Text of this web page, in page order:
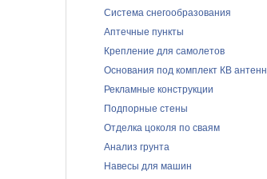
Система снегообразования
Аптечные пункты
Крепление для самолетов
Основания под комплект КВ антенн
Рекламные конструкции
Подпорные стены
Отделка цоколя по сваям
Анализ грунта
Навесы для машин